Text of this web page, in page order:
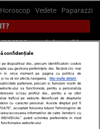
Horoscop Vedete Paparazzi
sau trimite mail la
Politică
de vise
LIFE STYLE
Politica de confidențialitate
confidențiale
dispozitivul dvs., precum identificatorii cookie
sau gestiona preferințele dvs. făcând clic mai
în orice moment pe pagina cu politica de
nu vă vor afecta navigarea.
Mai multe detalii
partenere, precum si furnizorii nostri de
ului sa functioneze, pentru a personaliza
si/sau profilul dvs., pentru a va oferi
traficul pe website. Beneficiati de drepturile
cu caracter personal. Aceste drepturi pot fi
acceptati folosirea tuturor Tehnologiilor de
accesarea informatiilor de catre Vendor-ii cu
puteti schimba preferintele in mod
website-ului.